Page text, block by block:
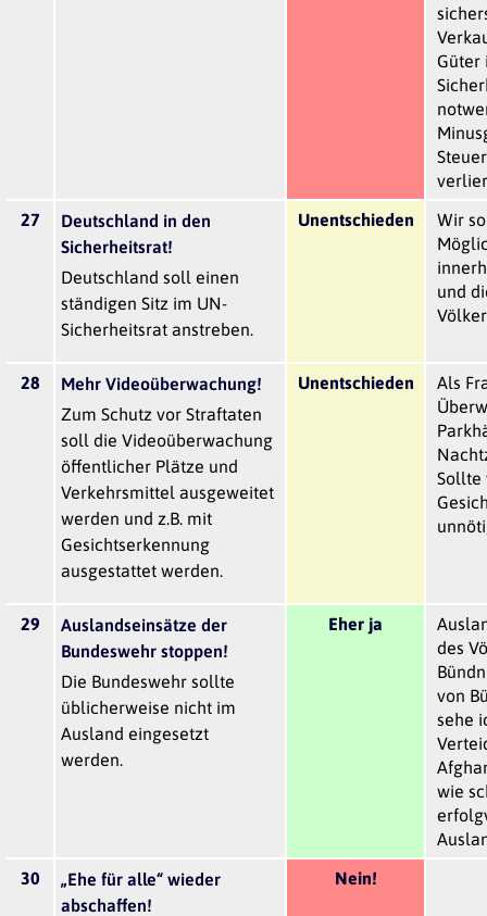
Güter
27
Deutschland in den
Sicherheitsrat!
Deutschland soll einen
ständigen Sitz im UN-
Sicherheitsrat anstreben.
Unentschieden
Wir
und
28
Mehr Videoüberwachung!
Zum Schutz vor Straftaten
soll die Videoüberwachung
öffentlicher Plätze und
Verkehrsmittel ausgeweitet
werden und z.B. mit
Gesichtserkennung
ausgestattet werden.
Unentschieden
Als
Sollte
29
Auslandseinsätze der
Bundeswehr stoppen!
Die Bundeswehr sollte
üblicherweise nicht im
Ausland eingesetzt
werden.
Eher ja
des
von
sehe
wie
30
„Ehe für alle“ wieder
abschaffen!
Nein!